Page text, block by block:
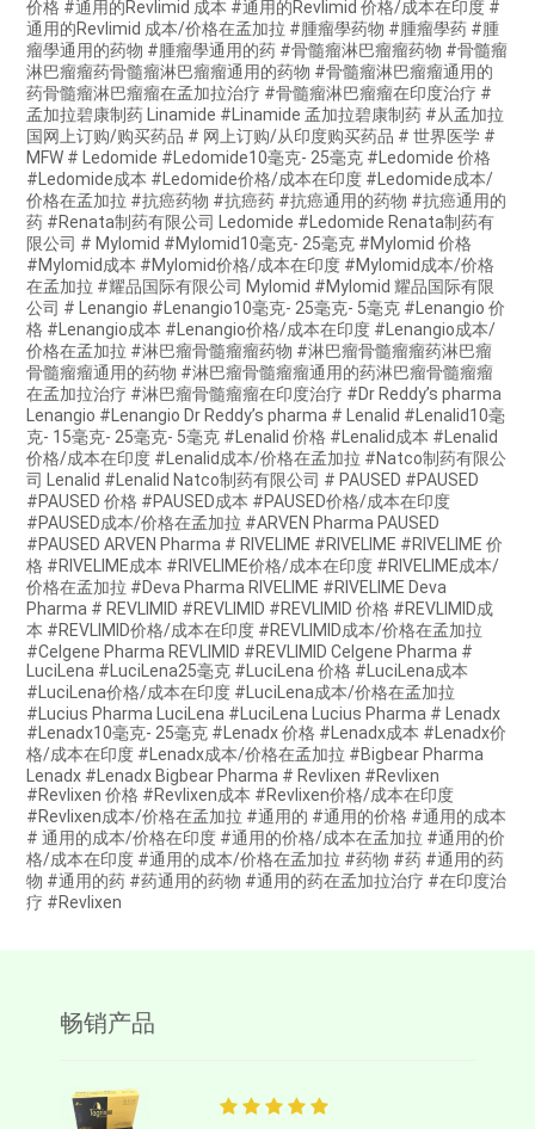
价格 #通用的Revlimid 成本 #通用的Revlimid 价格/成本在印度 #
通用的Revlimid 成本/价格在孟加拉 #腫瘤學药物 #腫瘤學药 #腫
瘤學通用的药物 #腫瘤學通用的药 #骨髓瘤淋巴瘤瘤药物 #骨髓瘤
淋巴瘤瘤药骨髓瘤淋巴瘤瘤通用的药物 #骨髓瘤淋巴瘤瘤通用的
药骨髓瘤淋巴瘤瘤在孟加拉治疗 #骨髓瘤淋巴瘤瘤在印度治疗 #
孟加拉碧康制药 Linamide #Linamide 孟加拉碧康制药 #从孟加拉
国网上订购/购买药品 # 网上订购/从印度购买药品 # 世界医学 #
MFW # Ledomide #Ledomide10毫克- 25毫克 #Ledomide 价格
#Ledomide成本 #Ledomide价格/成本在印度 #Ledomide成本/
价格在孟加拉 #抗癌药物 #抗癌药 #抗癌通用的药物 #抗癌通用的
药 #Renata制药有限公司 Ledomide #Ledomide Renata制药有
限公司 # Mylomid #Mylomid10毫克- 25毫克 #Mylomid 价格
#Mylomid成本 #Mylomid价格/成本在印度 #Mylomid成本/价格
在孟加拉 #耀品国际有限公司 Mylomid #Mylomid 耀品国际有限
公司 # Lenangio #Lenangio10毫克- 25毫克- 5毫克 #Lenangio 价
格 #Lenangio成本 #Lenangio价格/成本在印度 #Lenangio成本/
价格在孟加拉 #淋巴瘤骨髓瘤瘤药物 #淋巴瘤骨髓瘤瘤药淋巴瘤
骨髓瘤瘤通用的药物 #淋巴瘤骨髓瘤瘤通用的药淋巴瘤骨髓瘤瘤
在孟加拉治疗 #淋巴瘤骨髓瘤瘤在印度治疗 #Dr Reddy’s pharma
Lenangio #Lenangio Dr Reddy’s pharma # Lenalid #Lenalid10毫
克- 15毫克- 25毫克- 5毫克 #Lenalid 价格 #Lenalid成本 #Lenalid
价格/成本在印度 #Lenalid成本/价格在孟加拉 #Natco制药有限公
司 Lenalid #Lenalid Natco制药有限公司 # PAUSED #PAUSED
#PAUSED 价格 #PAUSED成本 #PAUSED价格/成本在印度
#PAUSED成本/价格在孟加拉 #ARVEN Pharma PAUSED
#PAUSED ARVEN Pharma # RIVELIME #RIVELIME #RIVELIME 价
格 #RIVELIME成本 #RIVELIME价格/成本在印度 #RIVELIME成本/
价格在孟加拉 #Deva Pharma RIVELIME #RIVELIME Deva
Pharma # REVLIMID #REVLIMID #REVLIMID 价格 #REVLIMID成
本 #REVLIMID价格/成本在印度 #REVLIMID成本/价格在孟加拉
#Celgene Pharma REVLIMID #REVLIMID Celgene Pharma #
LuciLena #LuciLena25毫克 #LuciLena 价格 #LuciLena成本
#LuciLena价格/成本在印度 #LuciLena成本/价格在孟加拉
#Lucius Pharma LuciLena #LuciLena Lucius Pharma # Lenadx
#Lenadx10毫克- 25毫克 #Lenadx 价格 #Lenadx成本 #Lenadx价
格/成本在印度 #Lenadx成本/价格在孟加拉 #Bigbear Pharma
Lenadx #Lenadx Bigbear Pharma # Revlixen #Revlixen
#Revlixen 价格 #Revlixen成本 #Revlixen价格/成本在印度
#Revlixen成本/价格在孟加拉 #通用的 #通用的价格 #通用的成本
# 通用的成本/价格在印度 #通用的价格/成本在孟加拉 #通用的价
格/成本在印度 #通用的成本/价格在孟加拉 #药物 #药 #通用的药
物 #通用的药 #药通用的药物 #通用的药在孟加拉治疗 #在印度治
疗 #Revlixen
畅销产品